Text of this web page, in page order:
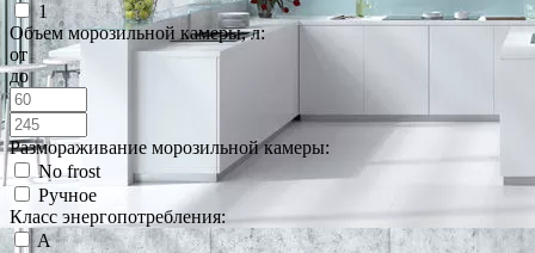
1
Объем морозильной камеры, л:
от
до
Размораживание морозильной камеры:
No frost
Ручное
Класс энергопотребления:
A